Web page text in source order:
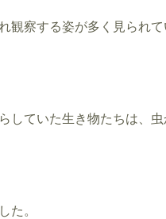
観察する姿が多く見られて
していた生き物たちは、
た。